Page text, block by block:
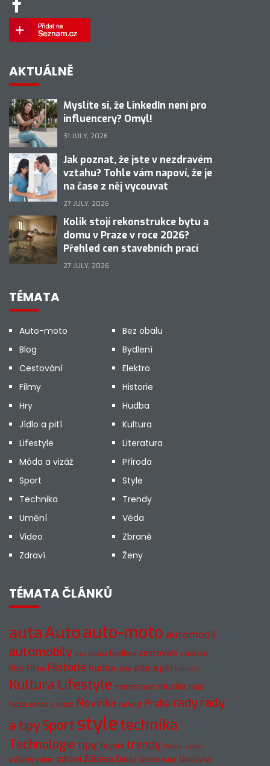
AKTUÁLNĚ
Myslíte si, že LinkedIn není pro
influencery? Omyl!
31 JULY, 2026
Jak poznat, že jste v nezdravém
vztahu? Tohle vám napoví, že je
na čase z něj vycouvat
27 JULY, 2026
Kolik stojí rekonstrukce bytu a
domu v Praze v roce 2026?
Přehled cen stavebních prací
27 JULY, 2026
TÉMATA
Auto-moto
Bez obalu
Blog
Bydlení
Cestování
Elektro
Filmy
Historie
Hry
Hudba
Jídlo a pití
Kultura
Lifestyle
Literatura
Móda a vizáž
Příroda
Sport
Style
Technika
Trendy
Umění
Věda
Video
Zbraně
Zdraví
Ženy
TÉMATA ČLÁNKŮ
autaAutoauto-moto automobil
automobily bez obalu bydlení cestování elektro
film Filmy Historie hudba jídlo jídlo a pití koncert
Kultura Lifestyle motorsport muzika muži
Móda móda a vizáž Novinka návod Praha radyrady
a tipySport styletechnika
Technologie tipy Toyota trendy Video vztah
vztahy výběr zdraví Zábava Škoda Škoda Auto Škodovka